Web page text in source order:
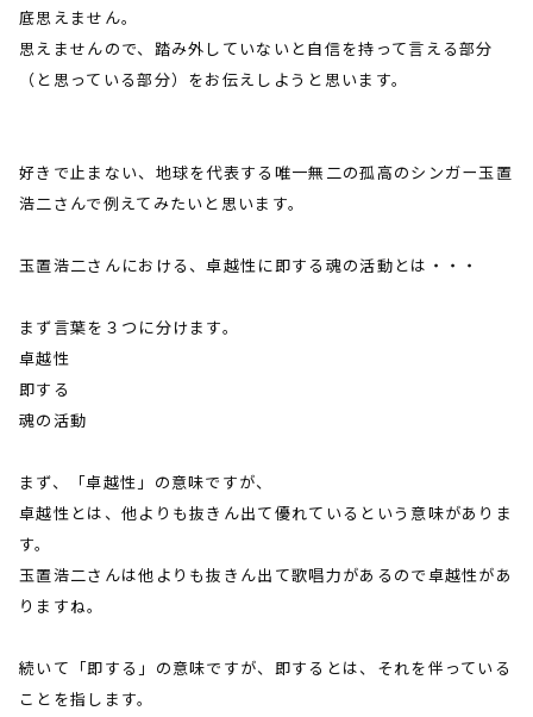
底思えません。
思えませんので、踏み外していないと自信を持って言える部分
（と思っている部分）をお伝えしようと思います。
好きで止まない、地球を代表する唯一無二の孤高のシンガー玉置
浩二さんで例えてみたいと思います。
玉置浩二さんにおける、卓越性に即する魂の活動とは・・・
まず言葉を３つに分けます。
卓越性
即する
魂の活動
まず、「卓越性」の意味ですが、
卓越性とは、他よりも抜きん出て優れているという意味がありま
す。
玉置浩二さんは他よりも抜きん出て歌唱力があるので卓越性があ
りますね。
続いて「即する」の意味ですが、即するとは、それを伴っている
ことを指します。